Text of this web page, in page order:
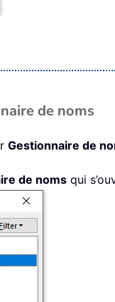
de noms
Gestionnaire de
de noms qui